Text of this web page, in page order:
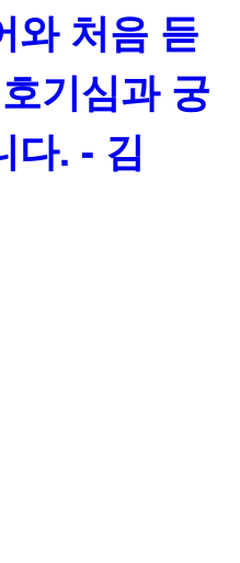
와 처음 듣
기심과 궁
다. - 김